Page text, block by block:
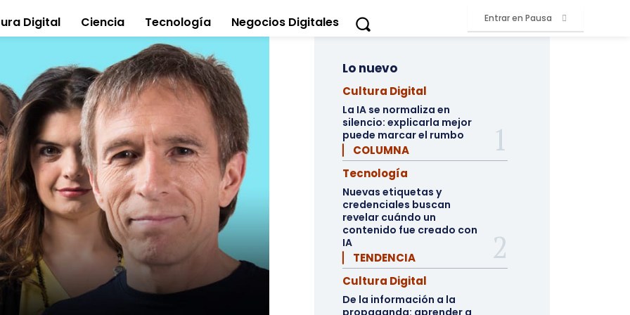
Digital Ciencia Tecnología Negocios Digitales Entrar en Pausa
Lo nuevo
Cultura Digital
La IA se normaliza en
silencio: explicarla mejor
puede marcar el rumbo
▏ COLUMNA
Tecnología
Nuevas etiquetas y
credenciales buscan
revelar cuándo un
contenido fue creado con
IA
▏ TENDENCIA
Cultura Digital
De la información a la
propaganda: aprender a